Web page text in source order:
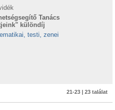
Tanács
különdíj
testi, zenei
21-23 | 23 találat